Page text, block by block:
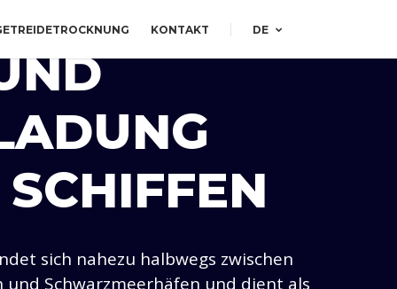
KONTAKT DE
sich nahezu halbwegs zwischen
und Schwarzmeerhäfen und dient als